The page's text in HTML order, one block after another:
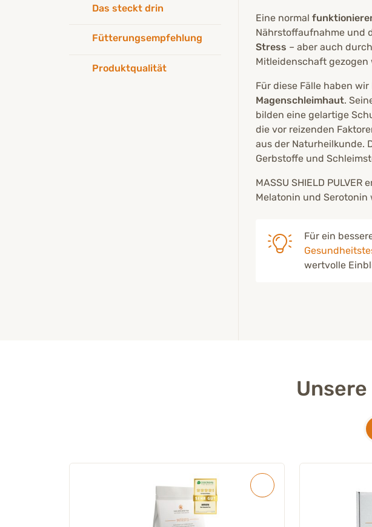
Eine normal
Nährstoffaufnahme und
Stress – aber auch
Mitleidenschaft gezogen
Für diese Fälle haben
Magenschleimhaut.
bilden eine gelartige
die vor reizenden
aus der Naturheilkunde.
Gerbstoffe und
MASSU SHIELD
Melatonin und
Für ein
wertvolle
Das steckt drin
Fütterungsempfehlung
Produktqualität